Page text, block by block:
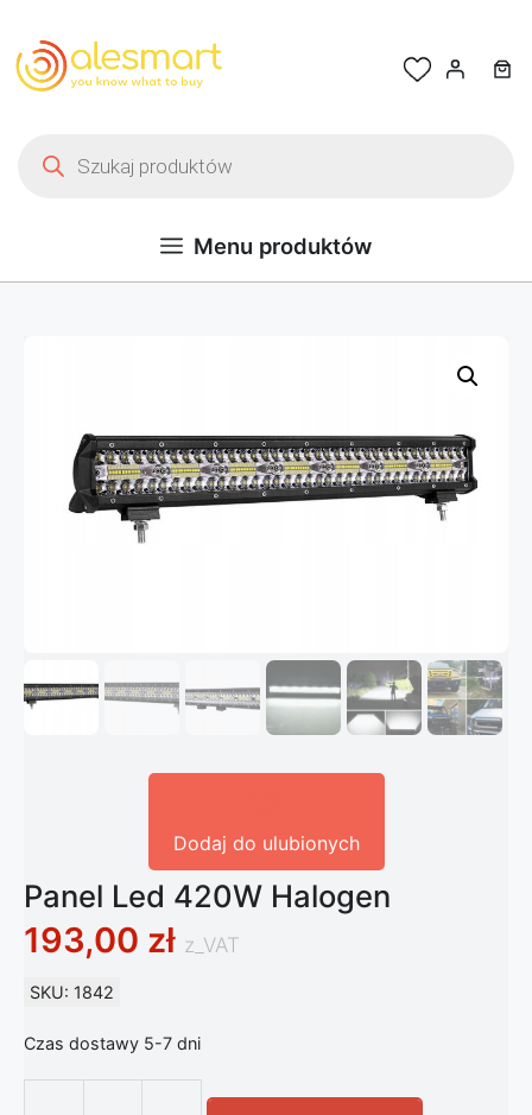
Menu produktów
Dodaj do ulubionych
Panel Led 420W Halogen
193,00 zł z_VAT
SKU: 1842
Czas dostawy 5-7 dni